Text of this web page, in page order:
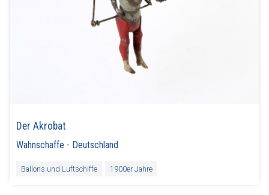
Der Akrobat
Wahnschaffe - Deutschland
Ballons und Luftschiffe 1900er Jahre